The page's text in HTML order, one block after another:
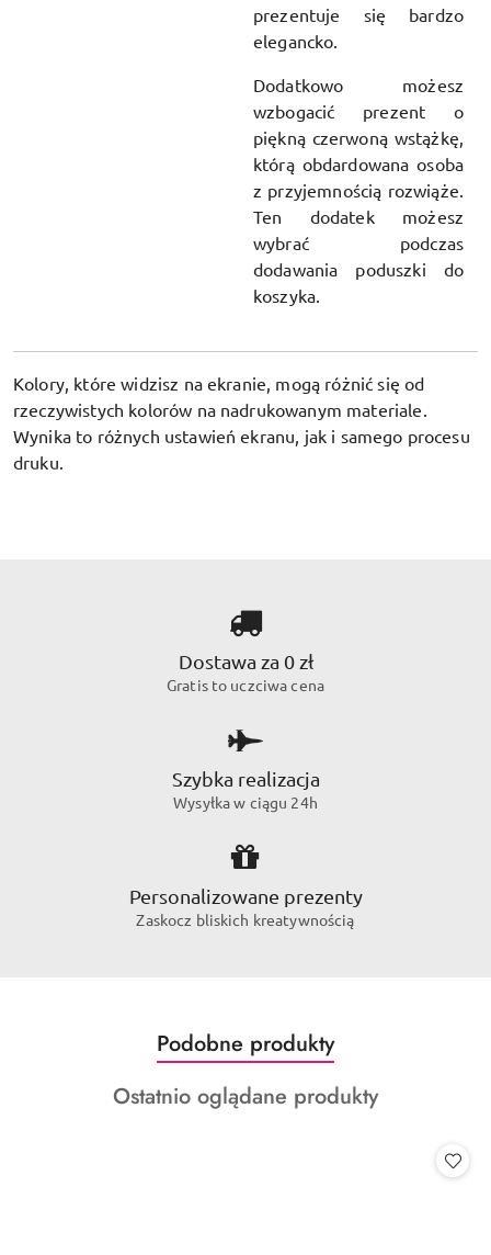
prezentuje się bardzo
elegancko.
Dodatkowo możesz
wzbogacić prezent o
piękną czerwoną wstążkę,
którą obdardowana osoba
z przyjemnością rozwiąże.
Ten dodatek możesz
wybrać podczas
dodawania poduszki do
koszyka.
Kolory, które widzisz na ekranie, mogą różnić się od
rzeczywistych kolorów na nadrukowanym materiale.
Wynika to różnych ustawień ekranu, jak i samego procesu
druku.
Dostawa za 0 zł
Gratis to uczciwa cena
Szybka realizacja
Wysyłka w ciągu 24h
Personalizowane prezenty
Zaskocz bliskich kreatywnością
Pomiń karuzelę produktów
Produkty
o
statusie:
Podobne produkty
Produkty
Ostatnio oglądane produkty